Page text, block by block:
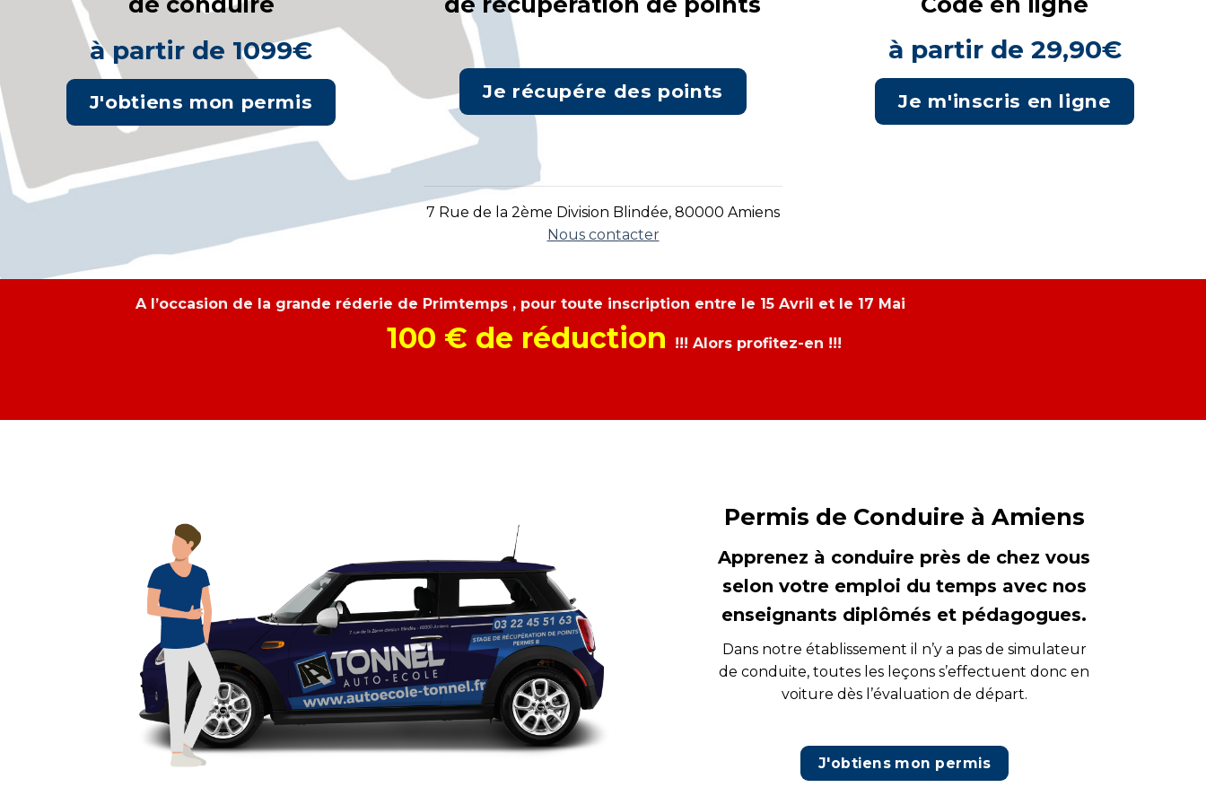
à partir de 1099€
J'obtiens mon permis Je récupére des points
à partir de 29,90€
Je m'inscris en ligne
7 Rue de la 2ème Division Blindée, 80000 Amiens
Nous contacter
A l’occasion de la grande réderie de Primtemps , pour toute inscription entre le 15 Avril et le 17 Mai
100 € de réduction !!! Alors profitez-en !!!
Permis de Conduire à Amiens
Apprenez à conduire près de chez vous
selon votre emploi du temps avec nos
enseignants diplômés et pédagogues.
Dans notre établissement il n’y a pas de simulateur
de conduite, toutes les leçons s’effectuent donc en
voiture dès l’évaluation de départ.
J'obtiens mon permis